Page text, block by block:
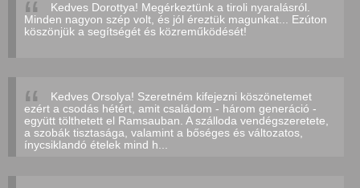
Kedves Dorottya! Megérkeztünk a tiroli nyaralásról.
Minden nagyon szép volt, és jól éreztük magunkat... Ezúton
köszönjük a segítségét és közreműködését!
Kedves Orsolya! Szeretném kifejezni köszönetemet
ezért a csodás hétért, amit családom - három generáció -
együtt tölthetett el Ramsauban. A szálloda vendégszeretete,
a szobák tisztasága, valamint a bőséges és változatos,
ínycsiklandó ételek mind h...